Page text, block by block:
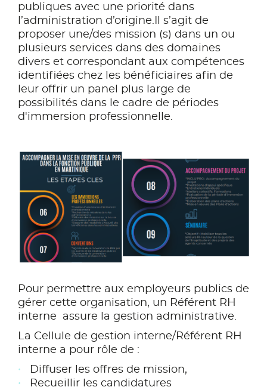
publiques avec une priorité dans
l’administration d’origine.Il s’agit de
proposer une/des mission (s) dans un ou
plusieurs services dans des domaines
divers et correspondant aux compétences
identifiées chez les bénéficiaires afin de
leur offrir un panel plus large de
possibilités dans le cadre de périodes
d'immersion professionnelle.
Pour permettre aux employeurs publics de
gérer cette organisation, un Référent RH
interne assure la gestion administrative.
La Cellule de gestion interne/Référent RH
interne a pour rôle de :
Diffuser les offres de mission,
Recueillir les candidatures